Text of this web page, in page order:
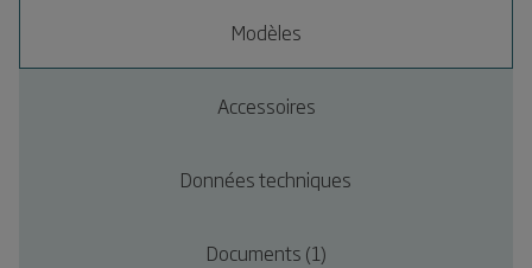
Modèles
Accessoires
Données techniques
Documents (1)